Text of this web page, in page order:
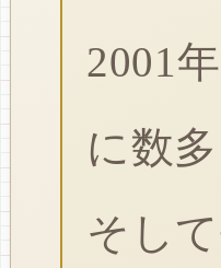
2001
に数
そし